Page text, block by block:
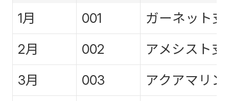
1月
001
ガーネット支
2月
002
アメシスト支
3月
003
アクアマリン